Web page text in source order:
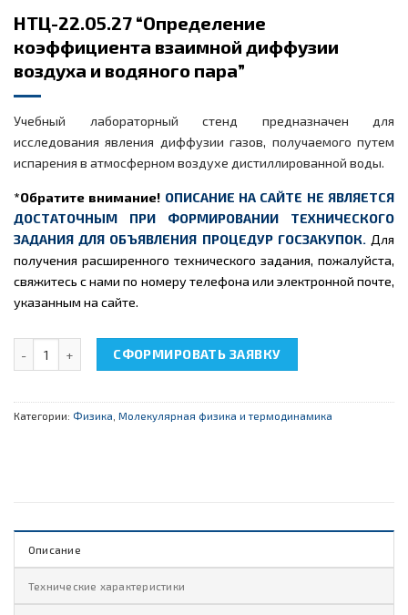
НТЦ-22.05.27 “Определение
коэффициента взаимной диффузии
воздуха и водяного пара”
Учебный лабораторный стенд предназначен для
исследования явления диффузии газов, получаемого путем
испарения в атмосферном воздухе дистиллированной воды.
*Обратите внимание! ОПИСАНИЕ НА САЙТЕ НЕ ЯВЛЯЕТСЯ
ДОСТАТОЧНЫМ ПРИ ФОРМИРОВАНИИ ТЕХНИЧЕСКОГО
ЗАДАНИЯ ДЛЯ ОБЪЯВЛЕНИЯ ПРОЦЕДУР ГОСЗАКУПОК. Для
получения расширенного технического задания, пожалуйста,
свяжитесь с нами по номеру телефона или электронной почте,
указанным на сайте.
Количество товара НТЦ-22.05.27 "Определение
СФОРМИРОВАТЬ ЗАЯВКУ
Категории: Физика Молекулярная физика и термодинамика
Описание
Технические характеристики